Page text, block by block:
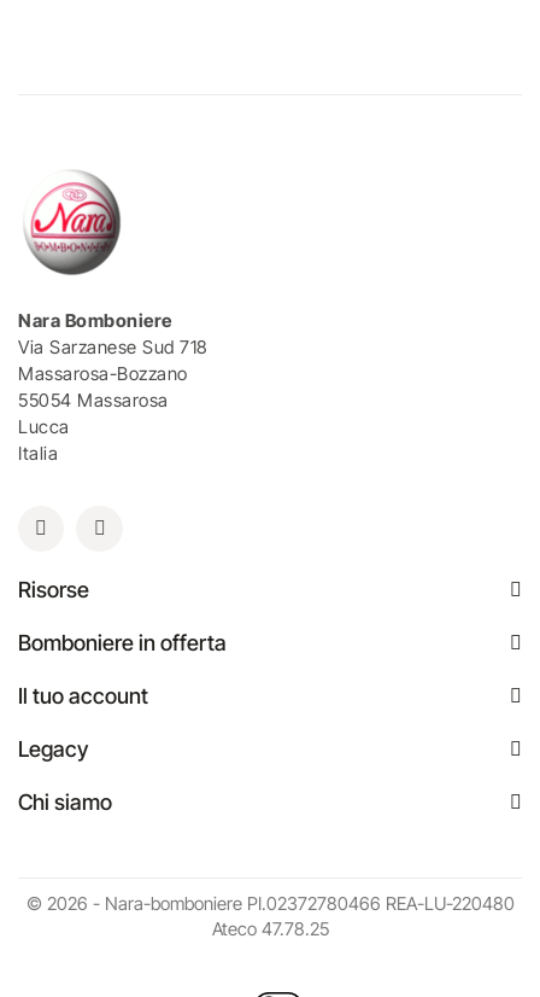
Nara Bomboniere
Via Sarzanese Sud 718
Massarosa-Bozzano
55054 Massarosa
Lucca
Italia
Risorse
Bomboniere in offerta
Il tuo account
Legacy
Chi siamo
© 2026 - Nara-bomboniere PI.02372780466 REA-LU-220480
Ateco 47.78.25